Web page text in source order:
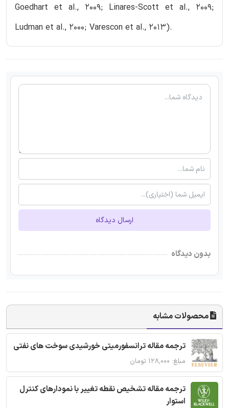
Goedhart et al., 2009; Linares-Scott et al., 2009;
Ludman et al., 2000; Varescon et al., 2013).
ارسال دیدگاه
بدون دیدگاه
محصولات مشابه
ترجمه مقاله ترانسفورمیتی خورشیدی سوخت های نفتی
مبلغ: ۱۲۸,۰۰۰ تومان
ترجمه مقاله تشخیص نقطه تغییر با نمودارهای کنترل
استوار